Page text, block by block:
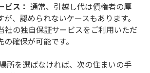
ビス： 通常、引越し代は債権者の厚
、認められないケースもあります。
社の独自保証サービスをご利用いただ
確保が可能です。
所を選ばなければ、次の住まいの手